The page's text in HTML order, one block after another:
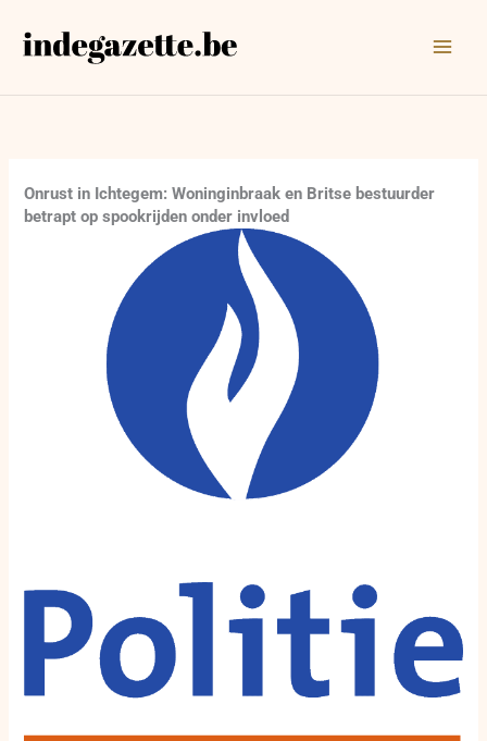
naar
Onrust in Ichtegem: Woninginbraak en Britse bestuurder
betrapt op spookrijden onder invloed